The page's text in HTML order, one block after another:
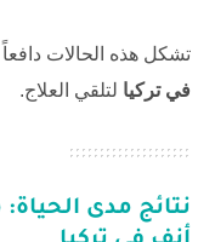
تشكل هذه الحالات
في تركيا لتلقي العلاج.
نتائج مدى